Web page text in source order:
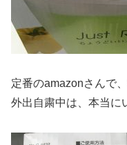
定番のamazonさんで、
外出自粛中は、本当に